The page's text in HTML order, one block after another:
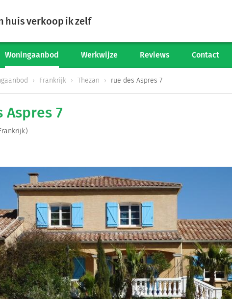
Woningaanbod
Werkwijze
Verkoop starten
Informatiegesprek
Inloggen
huis verkoop ik zelf
Woningaanbod Werkwijze Reviews Contact
Frankrijk Thezan rue des Aspres 7
Aspres 7